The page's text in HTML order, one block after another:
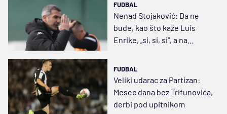
FUDBAL
Nenad Stojaković: Da ne
bude, kao što kaže Luis
Enrike, „si, si, si“, a na
FUDBAL
Veliki udarac za Partizan:
Mesec dana bez Trifunovića,
derbi pod upitnikom